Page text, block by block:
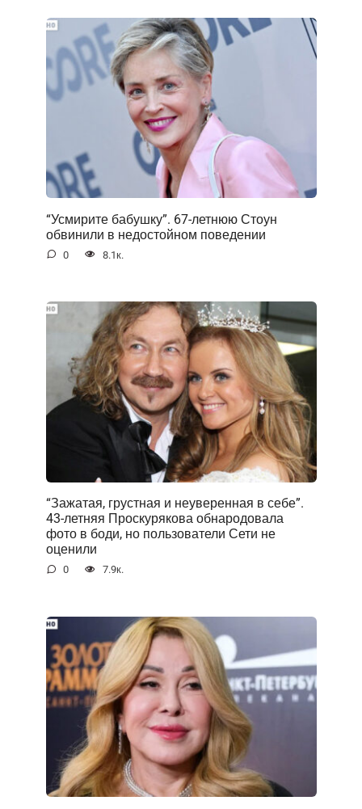
“Усмирите бабушку”. 67-летнюю Стоун
обвинили в недостойном поведении
0 8.1к.
“Зажатая, грустная и неуверенная в себе”.
43-летняя Проскурякова обнародовала
фото в боди, но пользователи Сети не
оценили
0 7.9к.